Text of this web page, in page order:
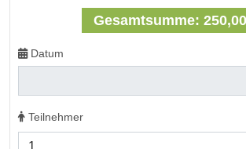
Gesamtsumme:
Datum
Teilnehmer